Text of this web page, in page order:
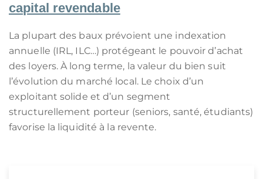
capital revendable
La plupart des baux prévoient une indexation
annuelle (IRL, ILC…) protégeant le pouvoir d’achat
des loyers. À long terme, la valeur du bien suit
l’évolution du marché local. Le choix d’un
exploitant solide et d’un segment
structurellement porteur (seniors, santé, étudiants)
favorise la liquidité à la revente.